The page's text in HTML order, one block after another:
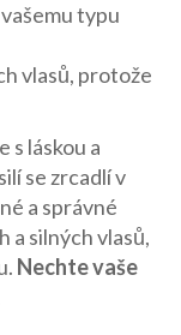
typu
vlasů, protože
s láskou a
se zrcadlí v
a správné
a silných vlasů,
Nechte vaše